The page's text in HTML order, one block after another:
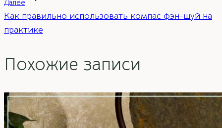
записям
Далее
Как правильно использовать компас фэн-шуй на
практике
Похожие записи